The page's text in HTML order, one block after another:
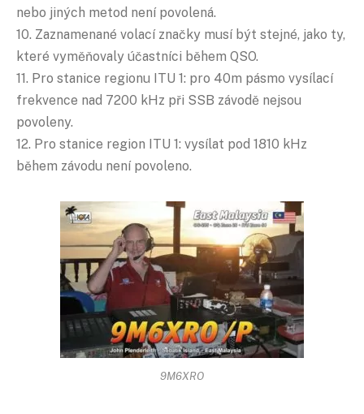
nebo jiných metod není povolená.
10. Zaznamenané volací značky musí být stejné, jako ty,
které vyměňovaly účastníci během QSO.
11. Pro stanice regionu ITU 1: pro 40m pásmo vysílací
frekvence nad 7200 kHz při SSB závodě nejsou
povoleny.
12. Pro stanice region ITU 1: vysílat pod 1810 kHz
během závodu není povoleno.
9M6XRO